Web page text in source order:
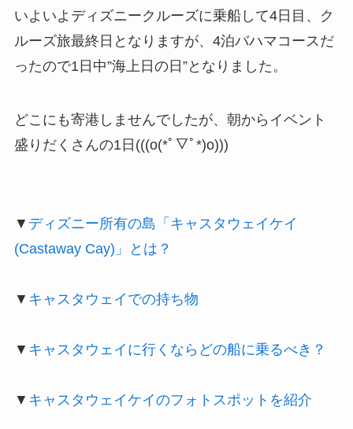
いよいよディズニークルーズに乗船して4日目、ク
ルーズ旅最終日となりますが、4泊バハマコースだ
ったので1日中”海上日の日”となりました。
どこにも寄港しませんでしたが、朝からイベント
盛りだくさんの1日(((o(*ﾟ▽ﾟ*)o)))
▼ ディズニー所有の島「キャスタウェイケイ
(Castaway Cay)」とは？
▼ キャスタウェイでの持ち物
▼ キャスタウェイに行くならどの船に乗るべき？
▼ キャスタウェイケイのフォトスポットを紹介